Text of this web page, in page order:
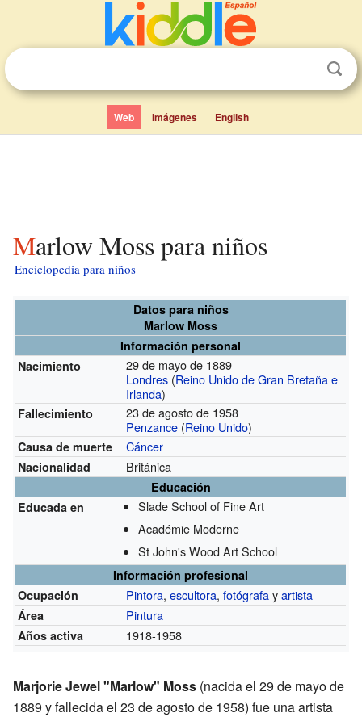
Web Imágenes English
Marlow Moss para niños
Enciclopedia para niños
Datos para niños
Marlow Moss
Información personal
Nacimiento
29 de mayo de 1889
Londres (Reino Unido de Gran Bretaña e
Irlanda)
Fallecimiento
23 de agosto de 1958
Penzance (Reino Unido)
Causa de muerte Cáncer
Nacionalidad Británica
Educación
Educada en
Slade School of Fine Art
Académie Moderne
St John's Wood Art School
Información profesional
Ocupación
Pintora,escultora,fotógrafayartista
Área Pintura
Años activa 1918-1958
Marjorie Jewel "Marlow" Moss (nacida el 29 de mayo de
1889 y fallecida el 23 de agosto de 1958) fue una artista